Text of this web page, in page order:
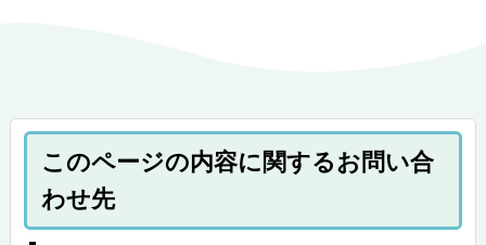
このページの内容に関するお問い合
わせ先